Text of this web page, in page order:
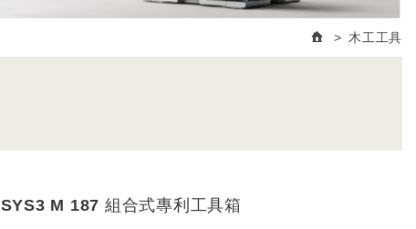
木工工具
SYS3 M 187 組合式專利工具箱